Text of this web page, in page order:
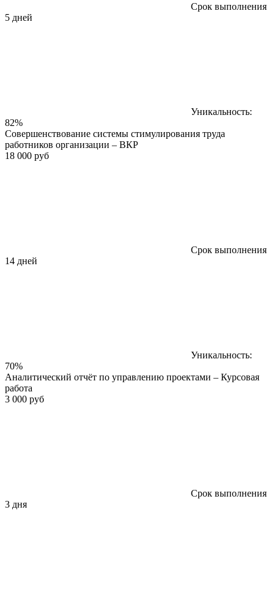
Срок выполнения
5 дней
Уникальность:
82%
Совершенствование системы стимулирования труда
работников организации – ВКР
18 000 руб
Срок выполнения
14 дней
Уникальность:
70%
Аналитический отчёт по управлению проектами – Курсовая
работа
3 000 руб
Срок выполнения
3 дня